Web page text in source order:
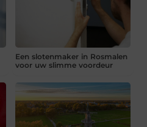
Een slotenmaker in Rosmalen
voor uw slimme voordeur